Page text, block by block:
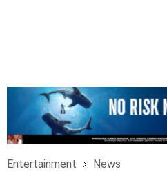
Entertainment News